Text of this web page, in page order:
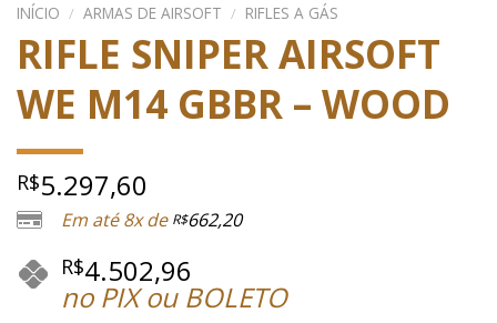
INÍCIO / ARMAS DE AIRSOFT / RIFLES A GÁS
RIFLE SNIPER AIRSOFT
WE M14 GBBR – WOOD
R$5.297,60
Em até 8x de R$662,20
R$4.502,96
no PIX ou BOLETO